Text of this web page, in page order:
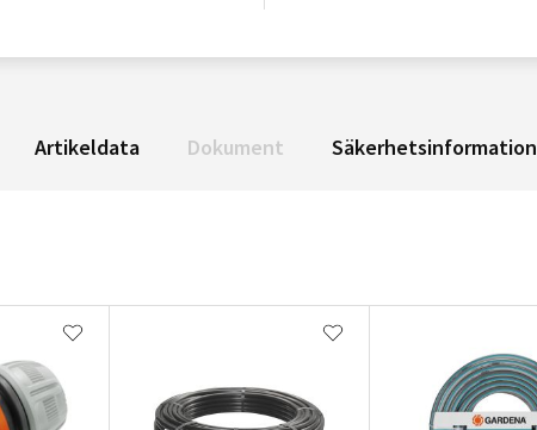
Artikeldata Dokument Säkerhetsinformation